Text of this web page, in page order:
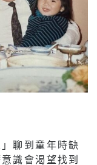
聊到童年時缺
識會渴望找到